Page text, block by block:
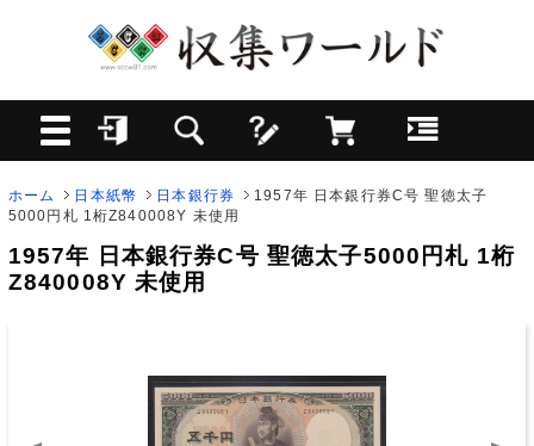
ホーム 日本紙幣 日本銀行券
1957年 日本銀行券C号 聖徳太子
5000円札 1桁Z840008Y 未使用
1957年 日本銀行券C号 聖徳太子5000円札 1桁
Z840008Y 未使用